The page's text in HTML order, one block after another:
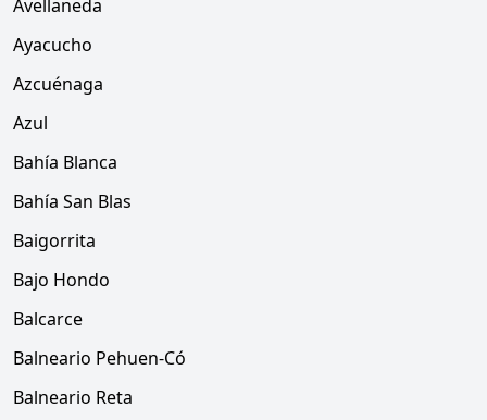
Avellaneda
Ayacucho
Azcuénaga
Azul
Bahía Blanca
Bahía San Blas
Baigorrita
Bajo Hondo
Balcarce
Balneario Pehuen-Có
Balneario Reta